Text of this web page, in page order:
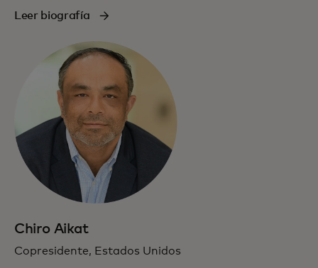
Leer biografía
Chiro Aikat
Copresidente, Estados Unidos